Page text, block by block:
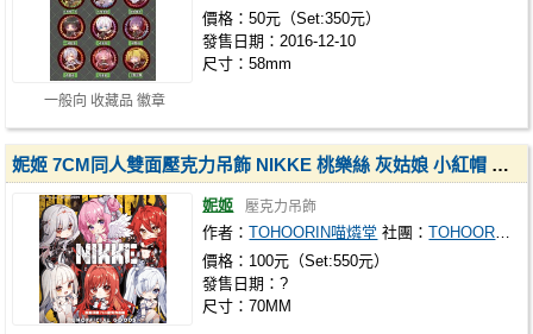
一般向 收藏品 徽章
價格：50元（Set:350元）
發售日期：2016-12-10
尺寸：58mm
妮姬 7CM同人雙面壓克力吊飾 NIKKE 桃樂絲 灰姑娘 小紅帽
紅蓮
妮姬 壓克力吊飾
作者：TOHOORIN喵燐堂 社團：TOHOORIN 喵燐堂
價格：100元（Set:550元）
發售日期：?
尺寸：70MM